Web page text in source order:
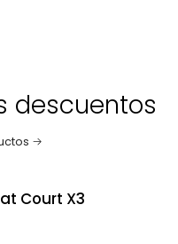
descuentos
Court X3